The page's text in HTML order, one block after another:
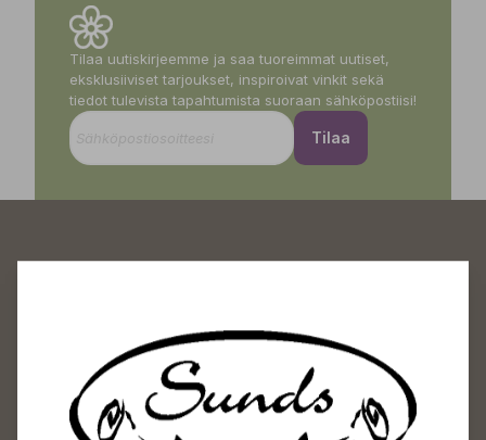
Tilaa uutiskirjeemme ja saa tuoreimmat uutiset,
eksklusiiviset tarjoukset, inspiroivat vinkit sekä
tiedot tulevista tapahtumista suoraan sähköpostiisi!
Tilaa
Sundin Puutarhakeskus
Avoinna